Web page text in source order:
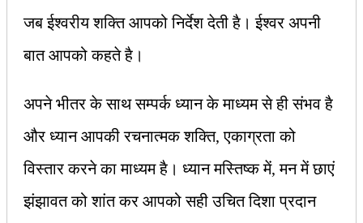
जब ईश्‍वरीय शक्ति आपको निर्देश देती है। ईश्‍वर अपनी
बात आपको कहते है।
अपने भीतर के साथ सम्पर्क ध्यान के माध्यम से ही संभव है
और ध्यान आपकी रचनात्मक शक्ति, एकाग्रता को
विस्तार करने का माध्यम है। ध्यान मस्तिष्क में, मन में छाएं
झंझावत को शांत कर आपको सही उचित दिशा प्रदान